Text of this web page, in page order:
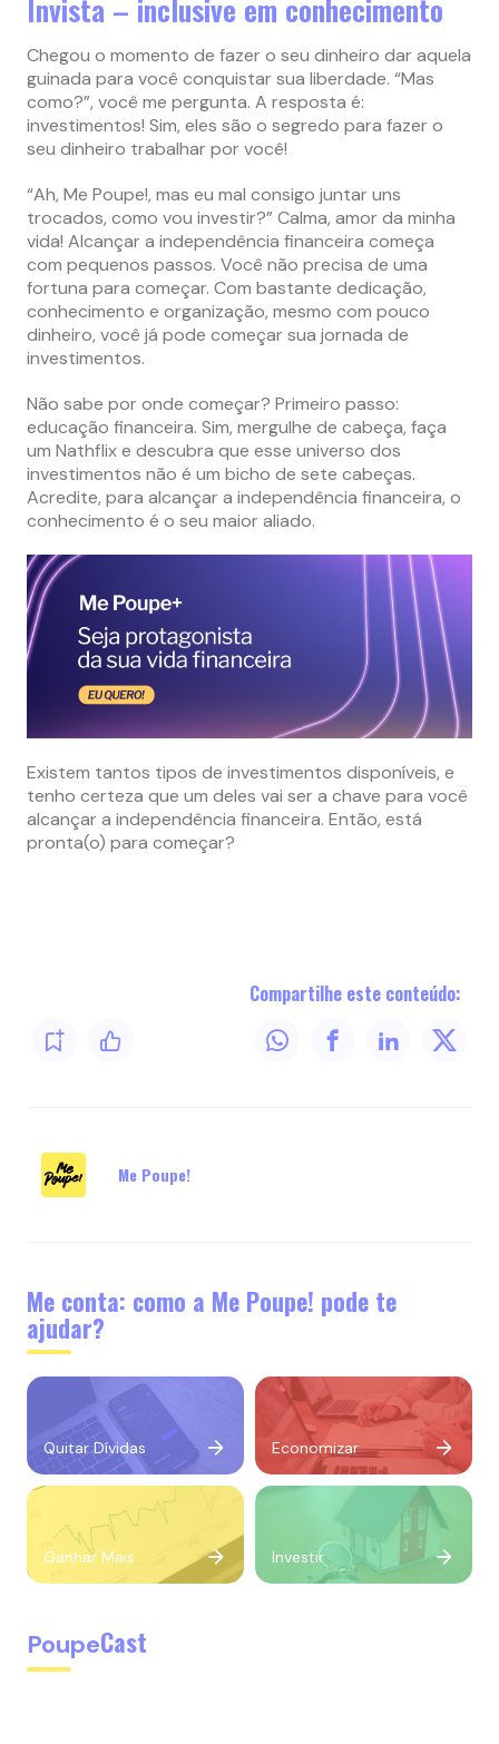
Invista – inclusive em conhecimento
Chegou o momento de fazer o seu dinheiro dar aquela
guinada para você conquistar sua liberdade. “Mas
como?”, você me pergunta. A resposta é:
investimentos! Sim, eles são o segredo para fazer o
seu dinheiro trabalhar por você!
“Ah, Me Poupe!, mas eu mal consigo juntar uns
trocados, como vou investir?” Calma, amor da minha
vida! Alcançar a independência financeira começa
com pequenos passos. Você não precisa de uma
fortuna para começar. Com bastante dedicação,
conhecimento e organização, mesmo com pouco
dinheiro, você já pode começar sua jornada de
investimentos.
Não sabe por onde começar? Primeiro passo:
educação financeira. Sim, mergulhe de cabeça, faça
um Nathflix e descubra que esse universo dos
investimentos não é um bicho de sete cabeças.
Acredite, para alcançar a independência financeira, o
conhecimento é o seu maior aliado.
Existem tantos tipos de investimentos disponíveis, e
tenho certeza que um deles vai ser a chave para você
alcançar a independência financeira. Então, está
pronta(o) para começar?
Compartilhe este conteúdo:
Me Poupe!
Me conta: como a Me Poupe! pode te
ajudar?
Quitar Dívidas Economizar
Ganhar Mais Investir
PoupeCast